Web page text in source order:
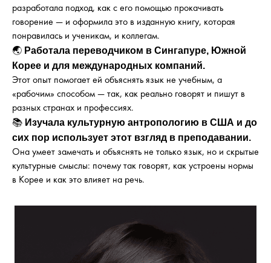
разработала подход, как с его помощью прокачивать
говорение — и оформила это в изданную книгу, которая
понравилась и ученикам, и коллегам.
🌏 Работала переводчиком в Сингапуре, Южной
Корее и для международных компаний.
Этот опыт помогает ей объяснять язык не учебным, а
«рабочим» способом — так, как реально говорят и пишут в
разных странах и профессиях.
📚 Изучала культурную антропологию в США и до
сих пор использует этот взгляд в преподавании.
Она умеет замечать и объяснять не только язык, но и скрытые
культурные смыслы: почему так говорят, как устроены нормы
в Корее и как это влияет на речь.